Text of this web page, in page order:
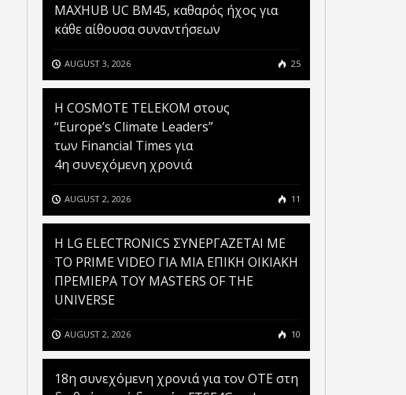
MAXHUB UC BM45, καθαρός ήχος για
κάθε αίθουσα συναντήσεων
AUGUST 3, 2026 25
Η COSMOTE TELEKOM στους
“Europe’s Climate Leaders”
των Financial Times για
4η συνεχόμενη χρονιά
AUGUST 2, 2026 11
H LG ELECTRONICS ΣΥΝΕΡΓΑΖΕΤΑΙ ΜΕ
ΤΟ PRIME VIDEO ΓΙΑ ΜΙΑ ΕΠΙΚΗ ΟΙΚΙΑΚΗ
ΠΡΕΜΙΕΡΑ ΤΟΥ MASTERS OF THE
UNIVERSE
AUGUST 2, 2026 10
18η συνεχόμενη χρονιά για τον ΟΤΕ στη